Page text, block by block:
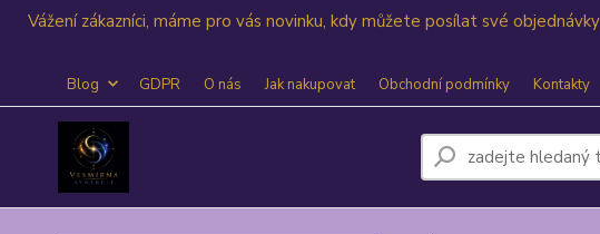
Vážení zákazníci, máme pro vás novinku, kdy můžete posílat své
Blog GDPR O nás Jak nakupovat Obchodní podmínky Kontakty